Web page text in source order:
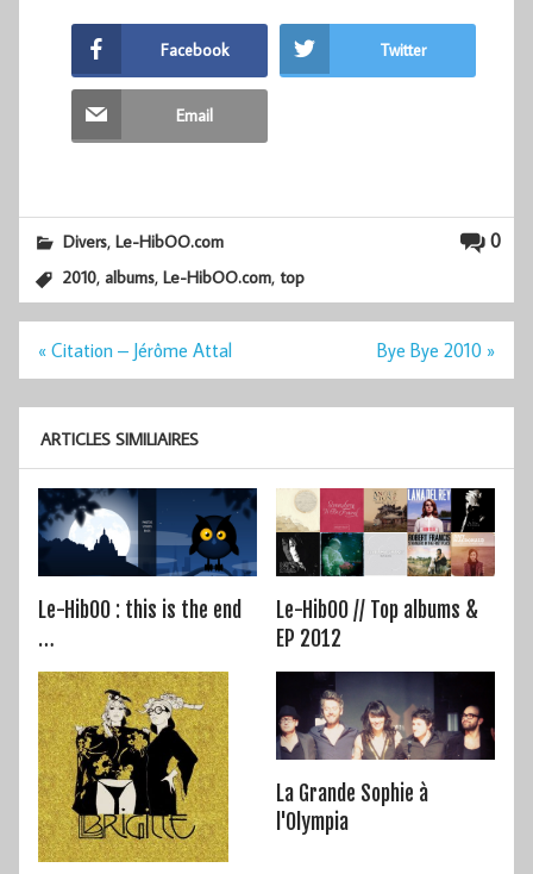
Facebook Twitter
Email
0
Divers,Le-HibOO.com
2010,albums,Le-HibOO.com,top
Navigation
« Citation – Jérôme Attal Bye Bye 2010 »
ARTICLES SIMILIAIRES
Le-HibOO : this is the end
…
Le-HibOO // Top albums &
EP 2012
La Grande Sophie à
l'Olympia